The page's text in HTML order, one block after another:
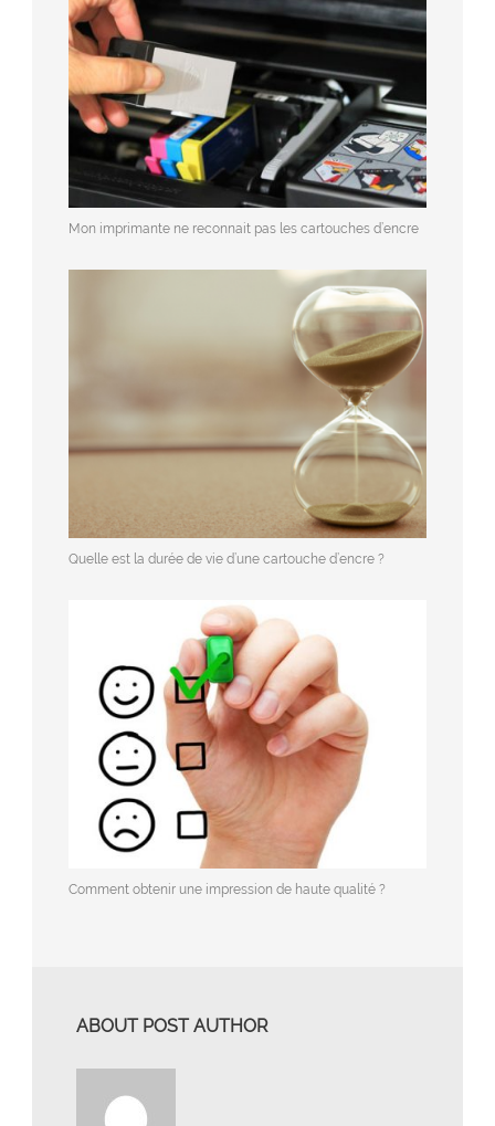
Mon imprimante ne reconnait pas les cartouches d’encre
Quelle est la durée de vie d’une cartouche d’encre ?
Comment obtenir une impression de haute qualité ?
ABOUT POST AUTHOR